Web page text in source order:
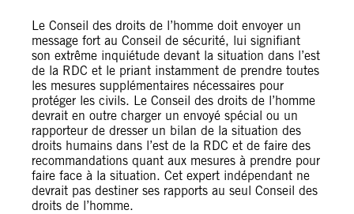
Le Conseil des droits de l’homme doit envoyer un
message fort au Conseil de sécurité, lui signifiant
son extrême inquiétude devant la situation dans l’est
de la RDC et le priant instamment de prendre toutes
les mesures supplémentaires nécessaires pour
protéger les civils. Le Conseil des droits de l’homme
devrait en outre charger un envoyé spécial ou un
rapporteur de dresser un bilan de la situation des
droits humains dans l’est de la RDC et de faire des
recommandations quant aux mesures à prendre pour
faire face à la situation. Cet expert indépendant ne
devrait pas destiner ses rapports au seul Conseil des
droits de l’homme.